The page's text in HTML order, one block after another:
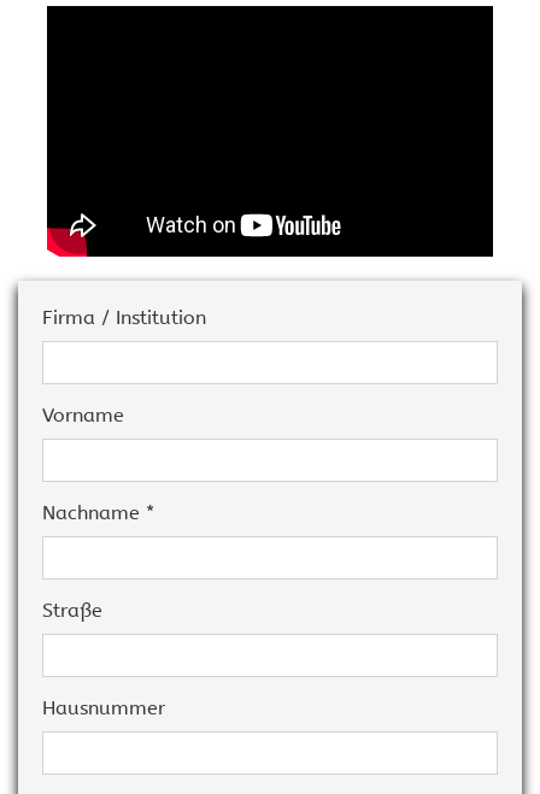
Firma / Institution
Vorname
Nachname *
Straße
Hausnummer